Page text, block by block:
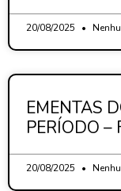
20/08/2025
EMENTAS
PERÍODO –
20/08/2025